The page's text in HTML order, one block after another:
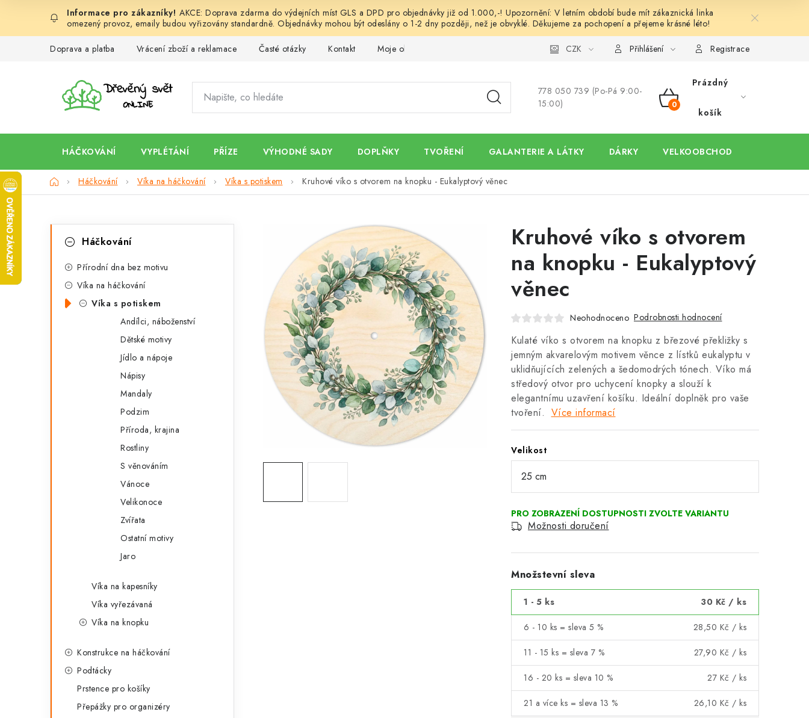
obsah
AKCE: Doprava zdarma do výdejních míst GLS a DPD pro objednávky již od 1.000,-! Upozornění: V letním období bude mít zákaznická linka
omezený provoz, emaily budou vyřizovány standardně. Objednávky mohou být odeslány o 1-2 dny později, než je obvyklé. Děkujeme za pochopení a přejeme krásné léto!
Doprava a platba Vrácení zboží a reklamace Časté otázky Kontakt Moje objednávka Ochrana osobních údajů Hodnocení obchodu
CZK Přihlášení Registrace
778 050 739 (Po-Pá 9:00-
15:00)
NÁKUPNÍ
Prázdný
košík
HÁČKOVÁNÍ VYPLÉTÁNÍ PŘÍZE VÝHODNÉ SADY DOPLŇKY TVOŘENÍ GALANTERIE A LÁTKY DÁRKY VELKOOBCHOD
DomůHáčkování Víka na háčkování Víka s potiskem Kruhové víko s otvorem na knopku - Eukalyptový věnec
kategorieHáčkování
Přírodní dna bez motivu
Víka na háčkování
Víka s potiskem
Andílci, náboženství
Dětské motivy
Jídlo a nápoje
Nápisy
Mandaly
Podzim
Příroda, krajina
Rostliny
S věnováním
Vánoce
Velikonoce
Zvířata
Ostatní motivy
Jaro
Víka na kapesníky
Víka vyřezávaná
Víka na knopku
Konstrukce na háčkování
Podtácky
Prstence pro košíky
Přepážky pro organizéry
Kruhové víko s otvorem
na knopku - Eukalyptový
věnec
Neohodnoceno Podrobnosti hodnocení
Kulaté víko s otvorem na knopku z březové překližky s
jemným akvarelovým motivem věnce z lístků eukalyptu v
uklidňujících zelených a šedomodrých tónech. Víko má
středový otvor pro uchycení knopky a slouží k
elegantnímu uzavření košíku. Ideální doplněk pro vaše
tvoření. Více informací
Velikost
Možnosti doručení
Množstevní sleva
1 - 5 ks 30 Kč / ks
6 - 10 ks = sleva 5 % 28,50 Kč / ks
11 - 15 ks = sleva 7 % 27,90 Kč / ks
16 - 20 ks = sleva 10 % 27 Kč / ks
21 a více ks = sleva 13 % 26,10 Kč / ks